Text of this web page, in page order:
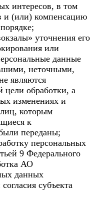
интересов, в том
и (или) компенсацию
уточнения его
или
данные
неточными,
являются
цели обработки, а
изменениях и
которым
к
переданы;
персональных
9 Федерального
АО
данных
субъекта